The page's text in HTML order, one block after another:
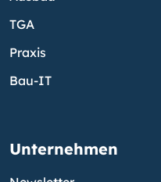
TGA
Praxis
Bau-IT
Unternehmen